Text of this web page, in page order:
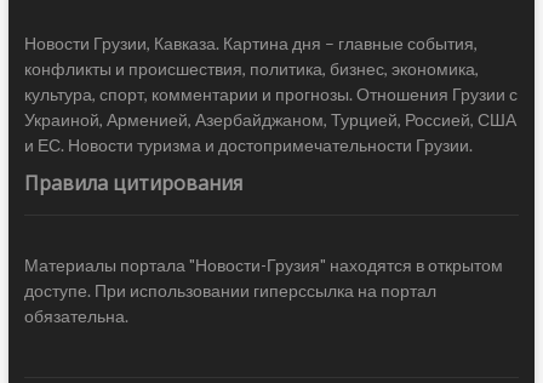
Новости Грузии, Кавказа. Картина дня – главные события,
конфликты и происшествия, политика, бизнес, экономика,
культура, спорт, комментарии и прогнозы. Отношения Грузии с
Украиной, Арменией, Азербайджаном, Турцией, Россией, США
и ЕС. Новости туризма и достопримечательности Грузии.
Правила цитирования
Материалы портала "Новости-Грузия" находятся в открытом
доступе. При использовании гиперссылка на портал
обязательна.